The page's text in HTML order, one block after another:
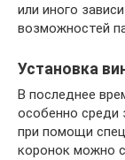
или иного
возможностей
Установка
В последнее
особенно среди
при помощи
коронок можно